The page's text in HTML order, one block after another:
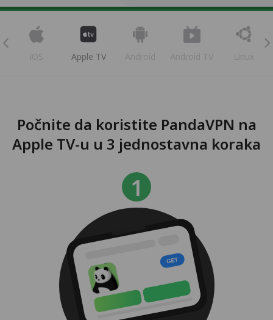
iOS Apple TV Android Android TV Linux
Počnite da koristite PandaVPN na
Apple TV-u u 3 jednostavna koraka